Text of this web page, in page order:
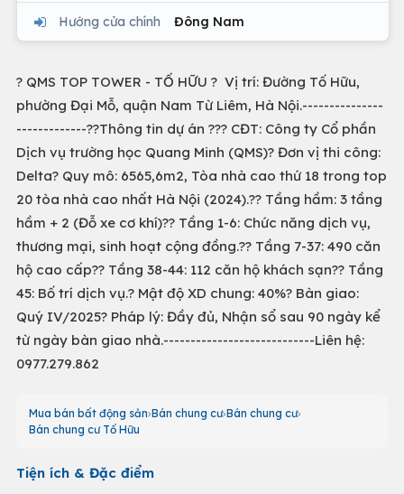
Hướng cửa chính Đông Nam
? QMS TOP TOWER - TỐ HỮU ? Vị trí: Đường Tố Hữu,
phường Đại Mỗ, quận Nam Từ Liêm, Hà Nội.---------------
-------------??Thông tin dự án ??? CĐT: Công ty Cổ phần
Dịch vụ trường học Quang Minh (QMS)? Đơn vị thi công:
Delta? Quy mô: 6565,6m2, Tòa nhà cao thứ 18 trong top
20 tòa nhà cao nhất Hà Nội (2024).?? Tầng hầm: 3 tầng
hầm + 2 (Đỗ xe cơ khí)?? Tầng 1-6: Chức năng dịch vụ,
thương mại, sinh hoạt cộng đồng.?? Tầng 7-37: 490 căn
hộ cao cấp?? Tầng 38-44: 112 căn hộ khách sạn?? Tầng
45: Bố trí dịch vụ.? Mật độ XD chung: 40%? Bàn giao:
Quý IV/2025? Pháp lý: Đầy đủ, Nhận sổ sau 90 ngày kể
từ ngày bàn giao nhà.----------------------------Liên hệ:
0977.279.862
Mua bán bất động sản Bán chung cư Bán chung cư
Bán chung cư Tố Hữu
Tiện ích & Đặc điểm